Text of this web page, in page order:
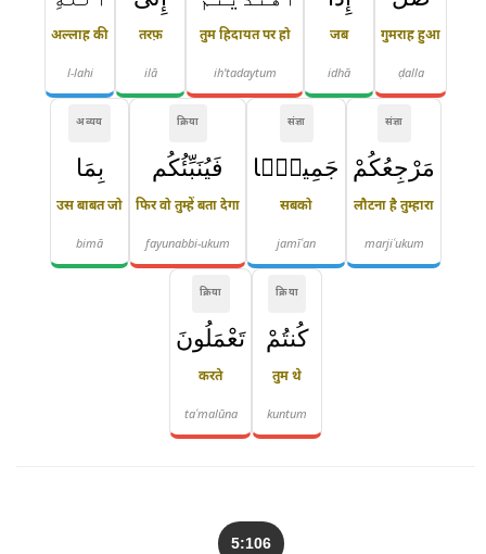
गुमराह हुआ
ḍalla
जब
idhā
तुम हिदायत पर हो
ih'tadaytum
तरफ़
ilā
अल्लाह की
l-lahi
संज्ञा
مَرْجِعُكُمْ
लौटना है तुम्हारा
marjiʿukum
संज्ञा
جَمِيعًۭا
सबको
jamīʿan
क्रिया
فَيُنَبِّئُكُم
फिर वो तुम्हें बता देगा
fayunabbi-ukum
अव्यय
بِمَا
उस बाबत जो
bimā
क्रिया
كُنتُمْ
तुम थे
kuntum
क्रिया
تَعْمَلُونَ
करते
taʿmalūna
5:106